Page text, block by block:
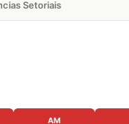
Setoriais
AM